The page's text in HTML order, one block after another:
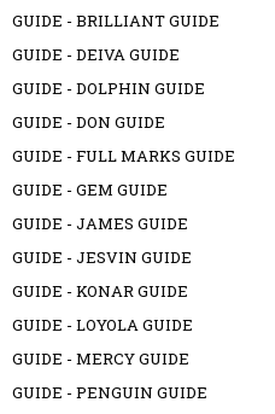
GUIDE - BRILLIANT GUIDE
GUIDE - DEIVA GUIDE
GUIDE - DOLPHIN GUIDE
GUIDE - DON GUIDE
GUIDE - FULL MARKS GUIDE
GUIDE - GEM GUIDE
GUIDE - JAMES GUIDE
GUIDE - JESVIN GUIDE
GUIDE - KONAR GUIDE
GUIDE - LOYOLA GUIDE
GUIDE - MERCY GUIDE
GUIDE - PENGUIN GUIDE